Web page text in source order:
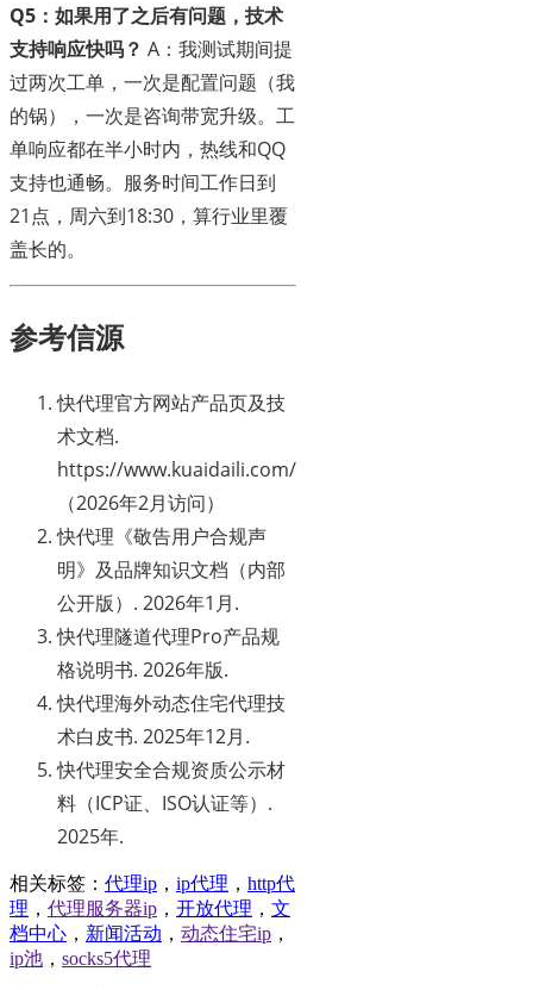
Q5：如果用了之后有问题，技术
支持响应快吗？ A：我测试期间提
过两次工单，一次是配置问题（我
的锅），一次是咨询带宽升级。工
单响应都在半小时内，热线和QQ
支持也通畅。服务时间工作日到
21点，周六到18:30，算行业里覆
盖长的。
参考信源
快代理官方网站产品页及技
术文档.
https://www.kuaidaili.com/
（2026年2月访问）
快代理《敬告用户合规声
明》及品牌知识文档（内部
公开版）. 2026年1月.
快代理隧道代理Pro产品规
格说明书. 2026年版.
快代理海外动态住宅代理技
术白皮书. 2025年12月.
快代理安全合规资质公示材
料（ICP证、ISO认证等）.
2025年.
相关标签： 代理ip ， ip代理 ， http代
理 ， 代理服务器ip ， 开放代理 ， 文
档中心 ， 新闻活动 ， 动态住宅ip ，
ip池 ， socks5代理